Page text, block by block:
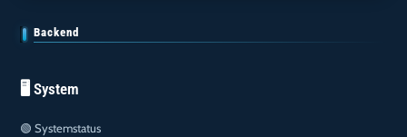
Backend
🖥️ System
🟢Systemstatus